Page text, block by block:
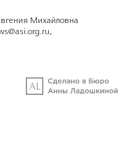
Михайловна
,